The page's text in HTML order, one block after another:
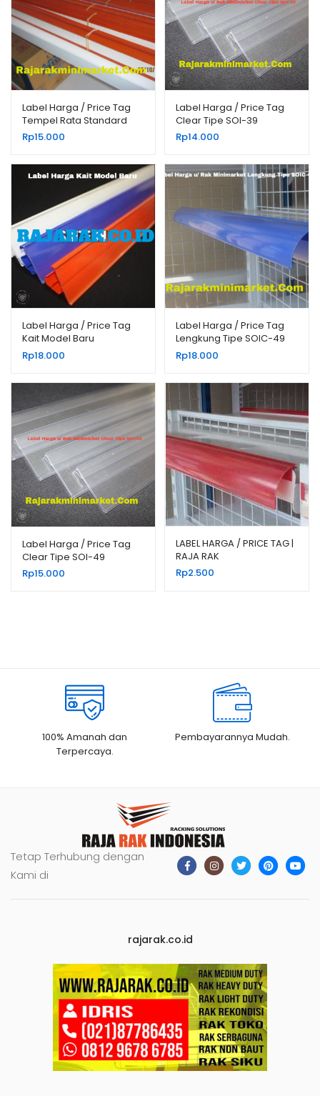
Label Harga / Price Tag
Tempel Rata Standard
Rp15.000
Label Harga / Price Tag
Clear Tipe SOI-39
Rp14.000
Label Harga / Price Tag
Kait Model Baru
Rp18.000
Label Harga / Price Tag
Lengkung Tipe SOIC-49
Rp18.000
Label Harga / Price Tag
Clear Tipe SOI-49
Rp15.000
LABEL HARGA / PRICE TAG |
RAJA RAK
Rp2.500
100% Amanah dan
Terpercaya.
Pembayarannya Mudah.
Tetap Terhubung dengan
Kami di
rajarak.co.id